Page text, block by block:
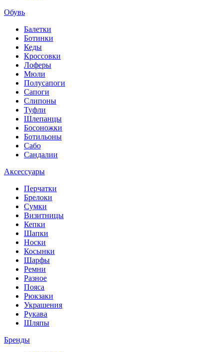
Обувь
Балетки
Ботинки
Кеды
Кроссовки
Лоферы
Мюли
Полусапоги
Сапоги
Слипоны
Туфли
Шлепанцы
Босоножки
Ботильоны
Сабо
Сандалии
Аксессуары
Перчатки
Брелоки
Сумки
Визитницы
Кепки
Шапки
Носки
Косынки
Шарфы
Ремни
Разное
Пояса
Рюкзаки
Украшения
Рукава
Шляпы
Бренды